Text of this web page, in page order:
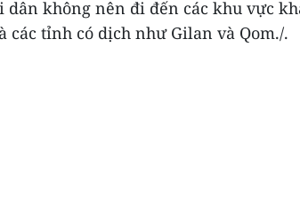
dân không nên đi đến các khu vực
các tỉnh có dịch như Gilan và Qom./.